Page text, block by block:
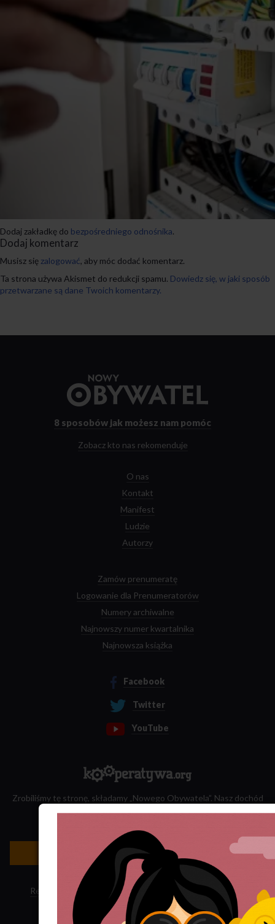
Dodaj zakładkę do bezpośredniego odnośnika.
Dodaj komentarz
Musisz się zalogować, aby móc dodać komentarz.
Ta strona używa Akismet do redukcji spamu. Dowiedz się, w jaki sposób
przetwarzane są dane Twoich komentarzy.
strony
8 sposobów jak możesz nam pomóc
Zobacz kto nas rekomenduje
O nas
Kontakt
Manifest
Ludzie
Autorzy
Zamów prenumeratę
Logowanie dla Prenumeratorów
Numery archiwalne
Najnowszy numer kwartalnika
Najnowsza książka
Facebook
Twitter
YouTube
Zrobiliśmy tę stronę, składamy „Nowego Obywatela”. Nasz dochód
Newsletter »
Regulamin sklepu Polityka ciasteczek · Subskrypcja RSS